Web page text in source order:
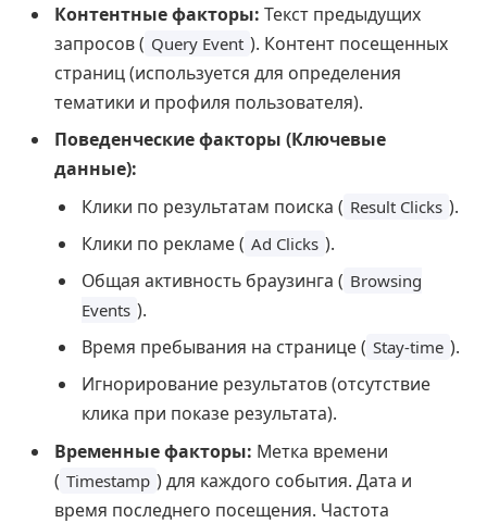
Контентные факторы: Текст предыдущих
запросов ( Query Event ). Контент посещенных
страниц (используется для определения
тематики и профиля пользователя).
Поведенческие факторы (Ключевые
данные):
Клики по результатам поиска ( Result Clicks ).
Клики по рекламе ( Ad Clicks ).
Общая активность браузинга ( Browsing
Events ).
Время пребывания на странице ( Stay-time ).
Игнорирование результатов (отсутствие
клика при показе результата).
Временные факторы: Метка времени
( Timestamp ) для каждого события. Дата и
время последнего посещения. Частота